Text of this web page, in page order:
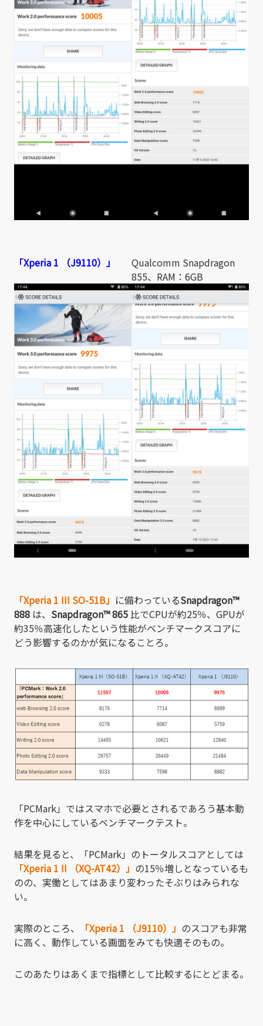
「Xperia 1 （J9110）」
Qualcomm Snapdragon
855、RAM：6GB
「Xperia 1 III SO-51B」 に備わっているSnapdragon™
888 は、 Snapdragon™ 865 比でCPUが約25％、GPUが
約35％高速化したという性能がベンチマークスコアに
どう影響するのかが気になることろ。
「PCMark」ではスマホで必要とされるであろう基本動
作を中心にしているベンチマークテスト。
結果を見ると、「PCMark」のトータルスコアとしては
「Xperia 1 II （XQ-AT42）」 の15％増しとなっているも
のの、実働としてはあまり変わったそぶりはみられな
い。
実際のところ、 「Xperia 1 （J9110）」 のスコアも非常
に高く、動作している画面をみても快適そのもの。
このあたりはあくまで指標として比較するにとどまる。